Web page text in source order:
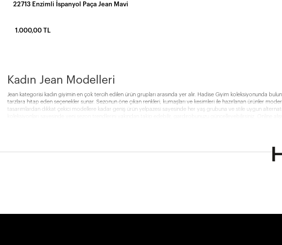
22713 Enzimli İspanyol Paça Jean Mavi
1.000,00 TL
Kadın Jean Modelleri
Jean kategorisi kadın giyimin en çok tercih edilen ürün grupları arasında yer alır. Hadise Giyim koleksiyonunda
tarzlara hitap eden seçenekler sunar. Sezonun öne çıkan renkleri, kumaşları ve kesimleri ile hazırlanan ürünler
tasarımlardan dikkat çekici modellere kadar geniş ürün yelpazesi sayesinde her yaş grubuna ve stile uygun
koleksiyonları sayesinde yeni sezon trendlerini yakından takip edebilir, gardırobunuzu güncelleyebilirsiniz. Online